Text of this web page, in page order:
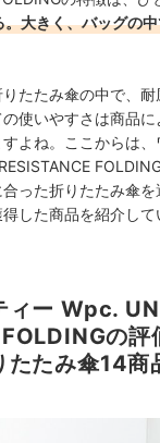
大きく、バッグの
たたみ傘の中で、
使いやすさは商品
よね。ここからは
った折りたたみ傘
した商品を紹介して
ィー Wpc.
の評
たたみ傘14商